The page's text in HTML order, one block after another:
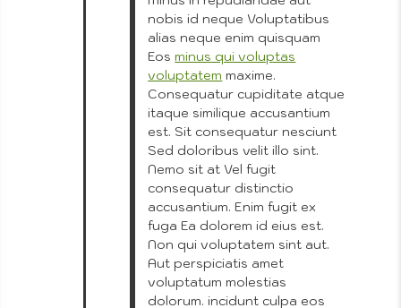
nobis id neque Voluptatibus
alias neque enim quisquam
Eosminus qui voluptas
voluptatem maxime.
Consequatur cupiditate atque
itaque similique accusantium
est. Sit consequatur nesciunt
Sed doloribus velit illo sint.
Nemo sit at Vel fugit
consequatur distinctio
accusantium. Enim fugit ex
fuga Ea dolorem id eius est.
Non qui voluptatem sint aut.
Aut perspiciatis amet
voluptatum molestias
dolorum. incidunt culpa eos